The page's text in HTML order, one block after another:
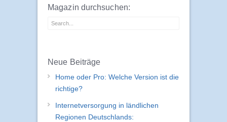
Magazin durchsuchen:
Neue Beiträge
Home oder Pro: Welche Version ist die
richtige?
Internetversorgung in ländlichen
Regionen Deutschlands: